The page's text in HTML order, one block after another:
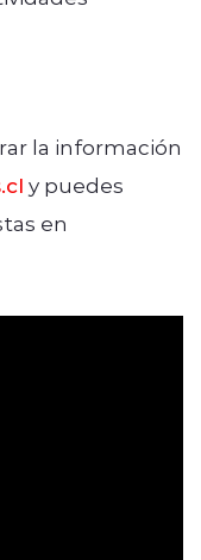
la información
y puedes
en